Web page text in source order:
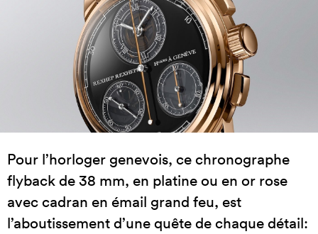
Pour l’horloger genevois, ce chronographe
flyback de 38 mm, en platine ou en or rose
avec cadran en émail grand feu, est
l’aboutissement d’une quête de chaque détail: